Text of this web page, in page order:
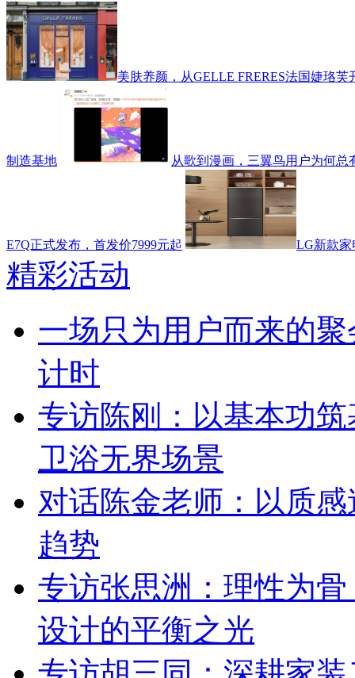
美肤养颜，从GELLE FRERES法国婕珞芙
制造基地 从歌到漫画，三翼鸟用户为何总
E7Q正式发布，首发价7999元起 LG新款家
精彩活动
一场只为用户而来的
计时
专访陈刚：以基本功
卫浴无界场景
对话陈金老师：以质
趋势
专访张思洲：理性为
设计的平衡之光